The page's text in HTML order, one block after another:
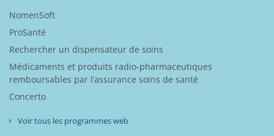
NomenSoft
ProSanté
Rechercher un dispensateur de soins
Médicaments et produits radio-pharmaceutiques
remboursables par l’assurance soins de santé
Concerto
Voir tous les programmes web